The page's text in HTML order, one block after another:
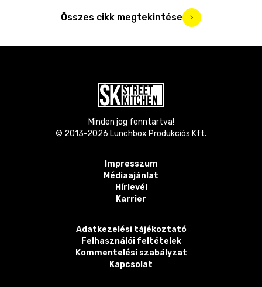
Összes cikk megtekintése
Minden jog fenntartva!
© 2013-2026 Lunchbox Produkciós Kft.
Impresszum
Médiaajánlat
Hírlevél
Karrier
Adatkezelési tájékoztató
Felhasználói feltételek
Kommentelési szabályzat
Kapcsolat